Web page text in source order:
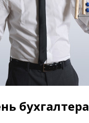
бухгалтера